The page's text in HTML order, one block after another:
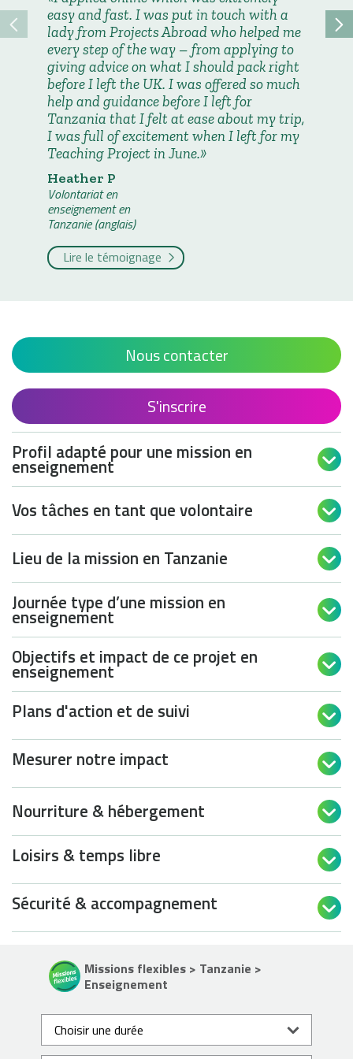
easy and fast. I was put in touch with a
lady from Projects Abroad who helped me
every step of the way – from applying to
giving advice on what I should pack right
before I left the UK. I was offered so much
help and guidance before I left for
Tanzania that I felt at ease about my trip,
I was full of excitement when I left for my
Teaching Project in June.
Heather P
Volontariat en
enseignement en
Tanzanie (anglais)
Lire le témoignage
Nous contacter
S'inscrire
Profil adapté pour une mission en
enseignement 
Vos tâches en tant que volontaire 
Lieu de la mission en Tanzanie 
Journée type d’une mission en
enseignement 
Objectifs et impact de ce projet en
enseignement 
Plans d'action et de suivi 
Mesurer notre impact 
Nourriture & hébergement 
Loisirs & temps libre 
Sécurité & accompagnement 
Missions flexibles > Tanzanie >
Enseignement